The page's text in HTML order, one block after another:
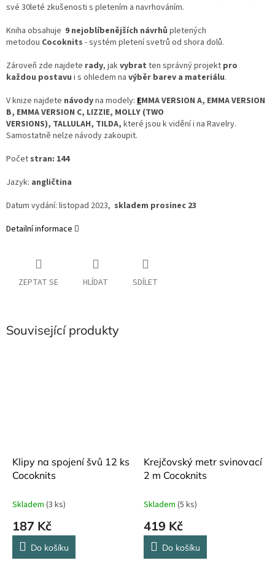
své 30leté zkušenosti s pletením a navrhováním.
Kniha obsahuje 9 nejoblíbenějších návrhů pletených
metodou Cocoknits - systém pletení svetrů od shora dolů.
Zároveň zde najdete rady, jakvybrat ten správný projekt pro
každou postavu i s ohledem na výběr barev a materiálu.
V knize najdete návodyna modely: EMMA VERSION A, EMMA VERSION
B, EMMA VERSION C, LIZZIE, MOLLY (TWO
VERSIONS), TALLULAH, TILDA, které jsou k vidění i na Ravelry.
Samostatně nelze návody zakoupit.
Počet stran: 144
Jazyk: angličtina
Datum vydání: listopad 2023, skladem prosinec 23
Detailní informace
ZEPTAT SE HLÍDAT SDÍLET
Související produkty
Klipy na spojení švů 12 ks
Cocoknits
Skladem (3 ks)
187 Kč
Do košíku
Krejčovský metr svinovací
2 m Cocoknits
Skladem (5 ks)
419 Kč
Do košíku